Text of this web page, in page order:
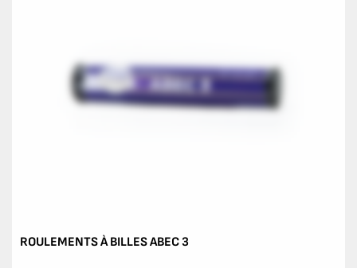
ROULEMENTS À BILLES ABEC 3